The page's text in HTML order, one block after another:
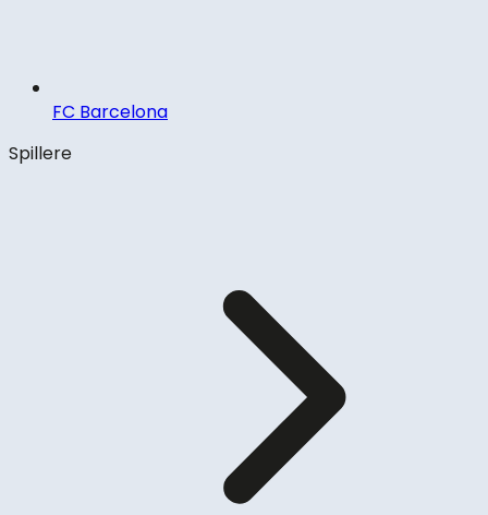
FC Barcelona
Spillere